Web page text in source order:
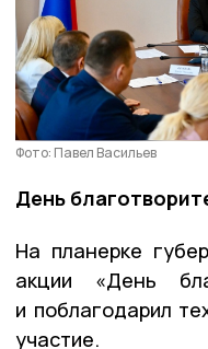
Фото: Павел Васильев
День
На планерке
акции «День
и поблагодарил
участие.